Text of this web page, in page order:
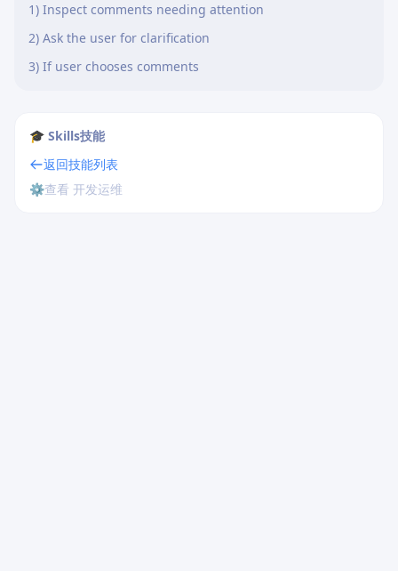
1) Inspect comments needing attention
2) Ask the user for clarification
3) If user chooses comments
🎓 Skills技能
返回技能列表
⚙️查看 开发运维